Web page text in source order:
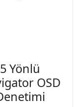
5 Yönlü
OSD